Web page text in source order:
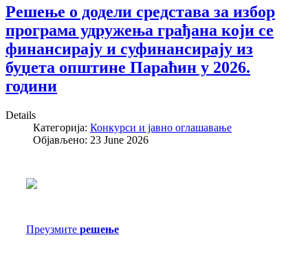
Решење o додели средстава за избор
програма удружења грађана који се
финансирају и суфинансирају из
буџета општине Параћин у 2026.
години
Details
Категорија: Конкурси и јавно оглашавање
Објављено: 23 June 2026
Преузмите решење